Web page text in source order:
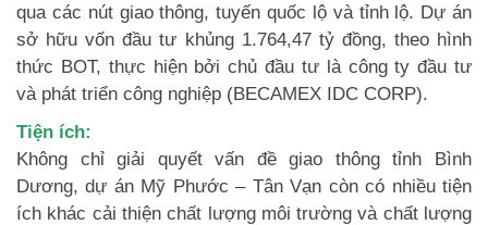
qua các nút giao thông, tuyến quốc lộ và tỉnh lộ. Dự án
sở hữu vốn đầu tư khủng 1.764,47 tỷ đồng, theo hình
thức BOT, thực hiện bởi chủ đầu tư là công ty đầu tư
và phát triển công nghiệp (BECAMEX IDC CORP).
Tiện ích:
Không chỉ giải quyết vấn đề giao thông tỉnh Bình
Dương, dự án Mỹ Phước – Tân Vạn còn có nhiều tiện
ích khác cải thiện chất lượng môi trường và chất lượng